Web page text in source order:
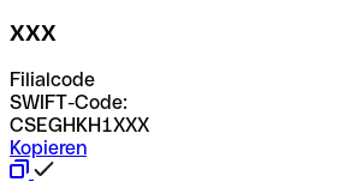
XXX
Filialcode
SWIFT-Code:
CSEGHKH1XXX
Kopieren